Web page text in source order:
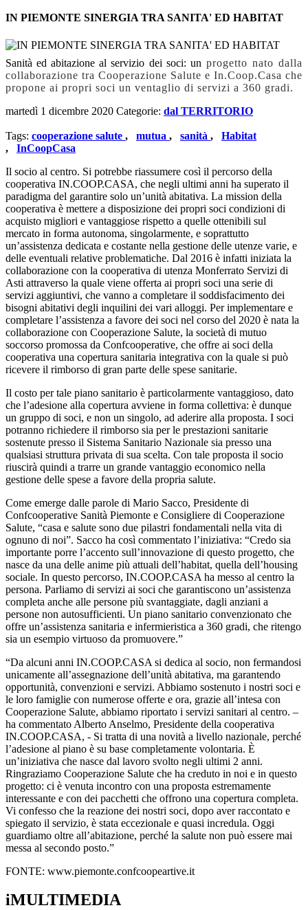
IN PIEMONTE SINERGIA TRA SANITA' ED HABITAT
Sanità ed abitazione al servizio dei soci: un progetto nato dalla
collaborazione tra Cooperazione Salute e In.Coop.Casa che
propone ai propri soci un ventaglio di servizi a 360 gradi.
martedì 1 dicembre 2020 Categorie: dal TERRITORIO
Tags: cooperazione salute , mutua , sanità , Habitat
, InCoopCasa
Il socio al centro. Si potrebbe riassumere così il percorso della
cooperativa IN.COOP.CASA, che negli ultimi anni ha superato il
paradigma del garantire solo un’unità abitativa. La mission della
cooperativa è mettere a disposizione dei propri soci condizioni di
acquisto migliori e vantaggiose rispetto a quelle ottenibili sul
mercato in forma autonoma, singolarmente, e soprattutto
un’assistenza dedicata e costante nella gestione delle utenze varie, e
delle eventuali relative problematiche. Dal 2016 è infatti iniziata la
collaborazione con la cooperativa di utenza Monferrato Servizi di
Asti attraverso la quale viene offerta ai propri soci una serie di
servizi aggiuntivi, che vanno a completare il soddisfacimento dei
bisogni abitativi degli inquilini dei vari alloggi. Per implementare e
completare l’assistenza a favore dei soci nel corso del 2020 è nata la
collaborazione con Cooperazione Salute, la società di mutuo
soccorso promossa da Confcooperative, che offre ai soci della
cooperativa una copertura sanitaria integrativa con la quale si può
ricevere il rimborso di gran parte delle spese sanitarie.
Il costo per tale piano sanitario è particolarmente vantaggioso, dato
che l’adesione alla copertura avviene in forma collettiva: è dunque
un gruppo di soci, e non un singolo, ad aderire alla proposta. I soci
potranno richiedere il rimborso sia per le prestazioni sanitarie
sostenute presso il Sistema Sanitario Nazionale sia presso una
qualsiasi struttura privata di sua scelta. Con tale proposta il socio
riuscirà quindi a trarre un grande vantaggio economico nella
gestione delle spese a favore della propria salute.
Come emerge dalle parole di Mario Sacco, Presidente di
Confcooperative Sanità Piemonte e Consigliere di Cooperazione
Salute, “casa e salute sono due pilastri fondamentali nella vita di
ognuno di noi”. Sacco ha così commentato l’iniziativa: “Credo sia
importante porre l’accento sull’innovazione di questo progetto, che
nasce da una delle anime più attuali dell’habitat, quella dell’housing
sociale. In questo percorso, IN.COOP.CASA ha messo al centro la
persona. Parliamo di servizi ai soci che garantiscono un’assistenza
completa anche alle persone più svantaggiate, dagli anziani a
persone non autosufficienti. Un piano sanitario convenzionato che
offre un’assistenza sanitaria e infermieristica a 360 gradi, che ritengo
sia un esempio virtuoso da promuovere.”
“Da alcuni anni IN.COOP.CASA si dedica al socio, non fermandosi
unicamente all’assegnazione dell’unità abitativa, ma garantendo
opportunità, convenzioni e servizi. Abbiamo sostenuto i nostri soci e
le loro famiglie con numerose offerte e ora, grazie all’intesa con
Cooperazione Salute, abbiamo riportato i servizi sanitari al centro. –
ha commentato Alberto Anselmo, Presidente della cooperativa
IN.COOP.CASA, - Si tratta di una novità a livello nazionale, perché
l’adesione al piano è su base completamente volontaria. È
un’iniziativa che nasce dal lavoro svolto negli ultimi 2 anni.
Ringraziamo Cooperazione Salute che ha creduto in noi e in questo
progetto: ci è venuta incontro con una proposta estremamente
interessante e con dei pacchetti che offrono una copertura completa.
Vi confesso che la reazione dei nostri soci, dopo aver raccontato e
spiegato il servizio, è stata eccezionale e quasi incredula. Oggi
guardiamo oltre all’abitazione, perché la salute non può essere mai
messa al secondo posto.”
FONTE: www.piemonte.confcoopeartive.it
iMULTIMEDIA